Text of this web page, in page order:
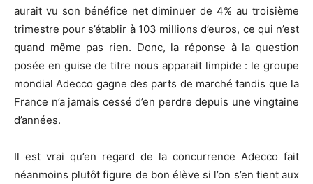
aurait vu son bénéfice net diminuer de 4% au troisième
trimestre pour s’établir à 103 millions d’euros, ce qui n’est
quand même pas rien. Donc, la réponse à la question
posée en guise de titre nous apparait limpide : le groupe
mondial Adecco gagne des parts de marché tandis que la
France n’a jamais cessé d’en perdre depuis une vingtaine
d’années.
Il est vrai qu’en regard de la concurrence Adecco fait
néanmoins plutôt figure de bon élève si l’on s’en tient aux